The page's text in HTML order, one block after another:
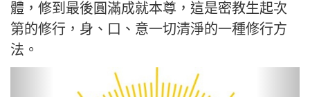
體，修到最後圓滿成就本尊，這是密教生起次
第的修行，身、口、意一切清淨的一種修行方
法。